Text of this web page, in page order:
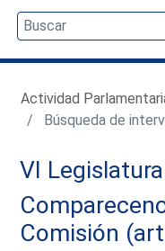
Actividad
Búsqueda de
VI Legislatura
Comisión